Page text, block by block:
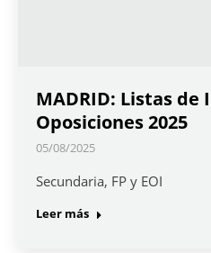
MADRID: Listas de
Oposiciones 2025
05/08/2025
Secundaria, FP y EOI
Leer más